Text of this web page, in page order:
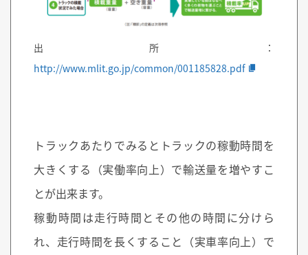
出所：
http://www.mlit.go.jp/common/001185828.pdf
トラックあたりでみるとトラックの稼動時間を
大きくする（実働率向上）で輸送量を増やすこ
とが出来ます。
稼動時間は走行時間とその他の時間に分けら
れ、走行時間を長くすること（実車率向上）で